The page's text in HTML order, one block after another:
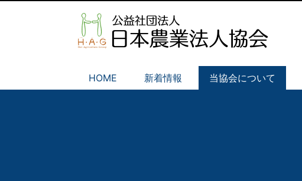
HOME 新着情報 当協会について